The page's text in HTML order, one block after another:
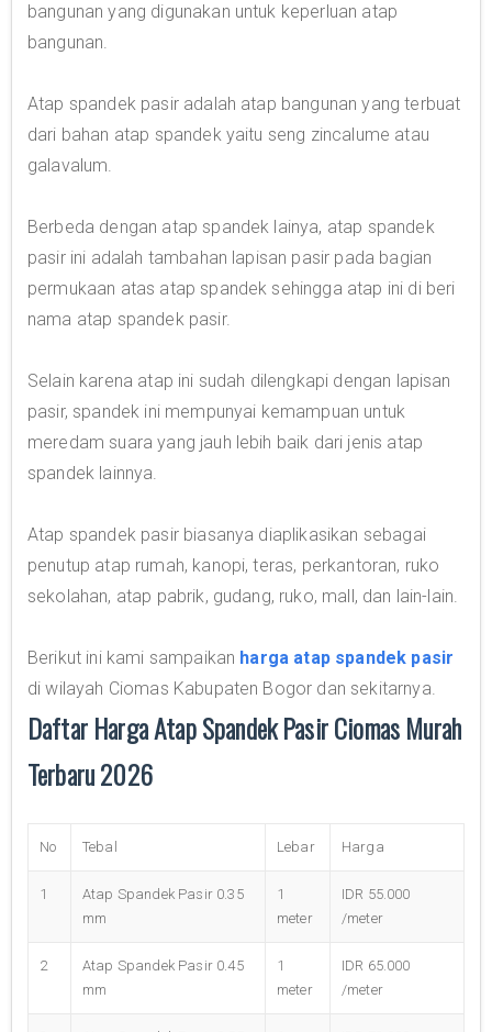
bangunan yang digunakan untuk keperluan atap
bangunan.
Atap spandek pasir adalah atap bangunan yang terbuat
dari bahan atap spandek yaitu seng zincalume atau
galavalum.
Berbeda dengan atap spandek lainya, atap spandek
pasir ini adalah tambahan lapisan pasir pada bagian
permukaan atas atap spandek sehingga atap ini di beri
nama atap spandek pasir.
Selain karena atap ini sudah dilengkapi dengan lapisan
pasir, spandek ini mempunyai kemampuan untuk
meredam suara yang jauh lebih baik dari jenis atap
spandek lainnya.
Atap spandek pasir biasanya diaplikasikan sebagai
penutup atap rumah, kanopi, teras, perkantoran, ruko
sekolahan, atap pabrik, gudang, ruko, mall, dan lain-lain.
Berikut ini kami sampaikan harga atap spandek pasir
di wilayah Ciomas Kabupaten Bogor dan sekitarnya.
Daftar Harga Atap Spandek Pasir Ciomas Murah
Terbaru 2026
No Tebal Lebar Harga
1
Atap Spandek Pasir 0.35
mm
1
meter
IDR 55.000
/meter
2
Atap Spandek Pasir 0.45
mm
1
meter
IDR 65.000
/meter